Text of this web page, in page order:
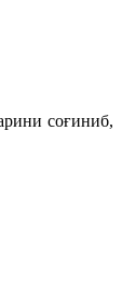
соғиниб,